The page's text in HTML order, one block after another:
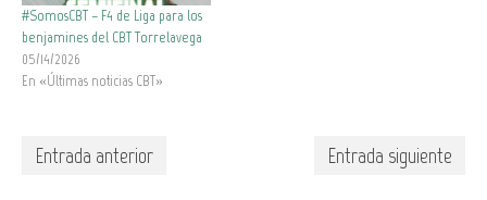
#SomosCBT – F4 de Liga para los
benjamines del CBT Torrelavega
05/14/2026
En «Últimas noticias CBT»
Entrada anterior Entrada siguiente